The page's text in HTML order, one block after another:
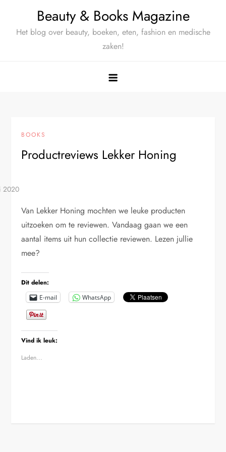
Beauty & Books Magazine
Het blog over beauty, boeken, eten, fashion en medische
zaken!
BOOKS
Productreviews Lekker Honing
Van Lekker Honing mochten we leuke producten
uitzoeken om te reviewen. Vandaag gaan we een
aantal items uit hun collectie reviewen. Lezen jullie
mee?
Dit delen:
E-mail WhatsApp
Vind ik leuk:
Laden...